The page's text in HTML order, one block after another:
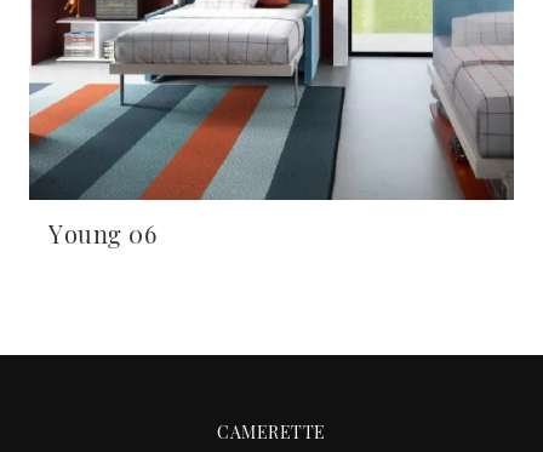
Young 06
CAMERETTE